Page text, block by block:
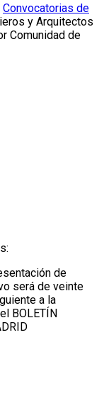
Convocatorias de
y Arquitectos
Comunidad de
de
será de veinte
a la
BOLETÍN